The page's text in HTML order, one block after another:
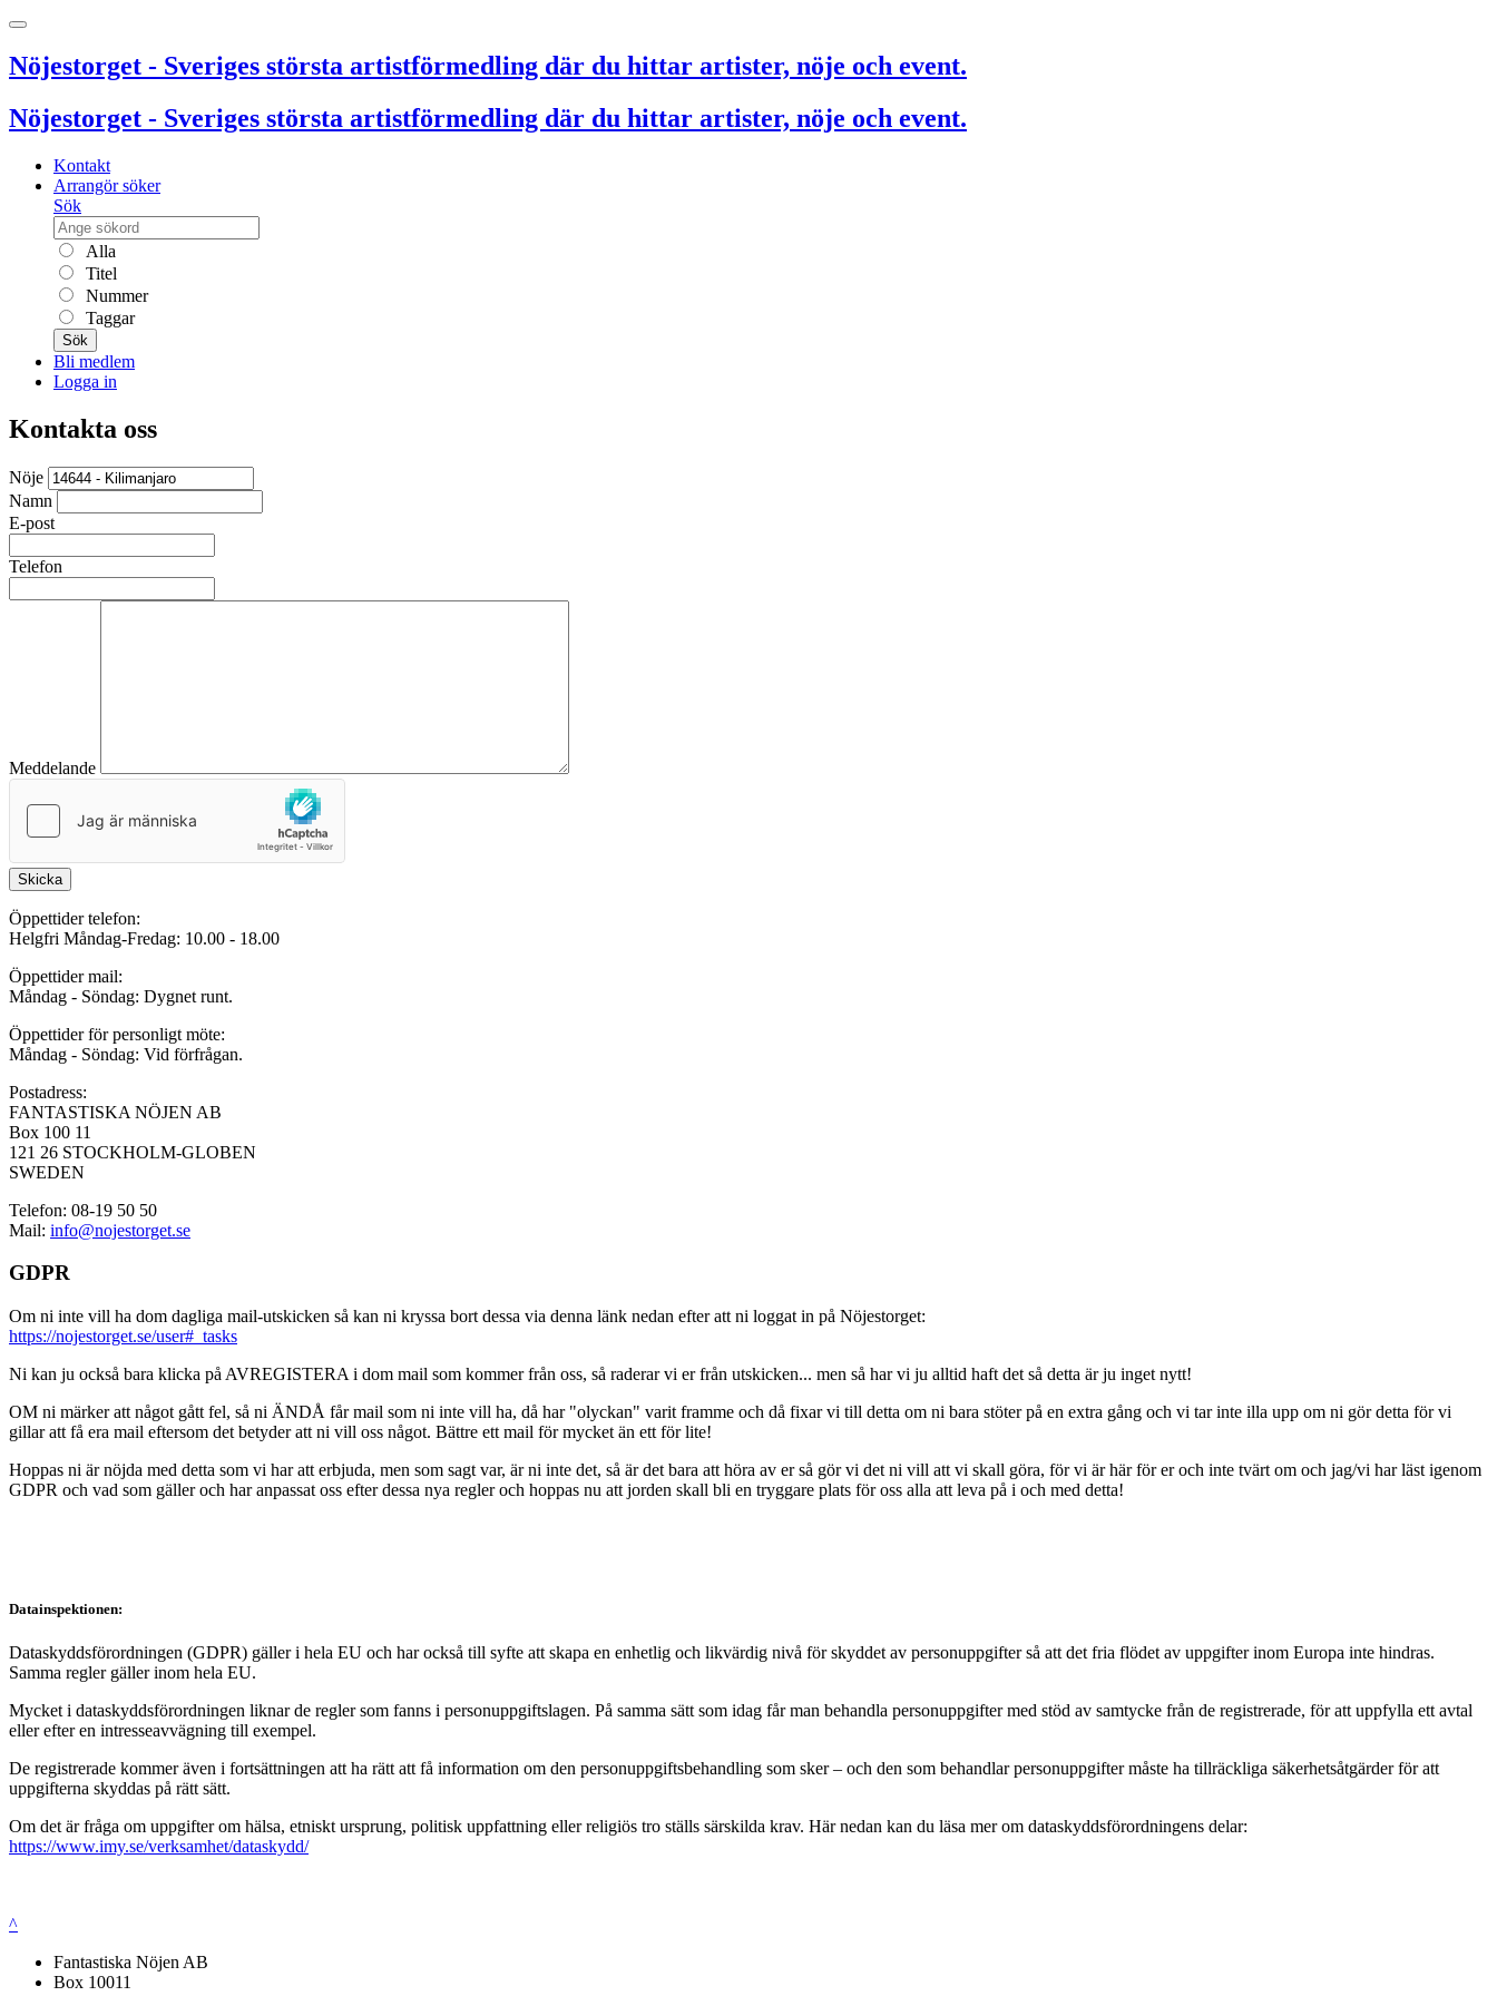
Nöjestorget - Sveriges största artistförmedling där du hittar artister, nöje och event.
Nöjestorget - Sveriges största artistförmedling där du hittar artister, nöje och event.
Kontakt
Arrangör söker
Sök
Alla
Titel
Nummer
Taggar
Sök
Bli medlem
Logga in
Kontakta oss
Nöje
Namn
E-post
Telefon
Meddelande
Skicka
Öppettider telefon:
Helgfri Måndag-Fredag: 10.00 - 18.00
Öppettider mail:
Måndag - Söndag: Dygnet runt.
Öppettider för personligt möte:
Måndag - Söndag: Vid förfrågan.
Postadress:
FANTASTISKA NÖJEN AB
Box 100 11
121 26 STOCKHOLM-GLOBEN
SWEDEN
Telefon: 08-19 50 50
Mail: info@nojestorget.se
GDPR
Om ni inte vill ha dom dagliga mail-utskicken så kan ni kryssa bort dessa via denna länk nedan efter att ni loggat in på Nöjestorget:
https://nojestorget.se/user#_tasks
Ni kan ju också bara klicka på AVREGISTERA i dom mail som kommer från oss, så raderar vi er från utskicken... men så har vi ju alltid haft det så detta är ju inget nytt!
OM ni märker att något gått fel, så ni ÄNDÅ får mail som ni inte vill ha, då har "olyckan" varit framme och då fixar vi till detta om ni bara stöter på en extra gång och vi tar inte illa upp om ni gör detta för vi
gillar att få era mail eftersom det betyder att ni vill oss något. Bättre ett mail för mycket än ett för lite!
Hoppas ni är nöjda med detta som vi har att erbjuda, men som sagt var, är ni inte det, så är det bara att höra av er så gör vi det ni vill att vi skall göra, för vi är här för er och inte tvärt om och jag/vi har läst igenom
GDPR och vad som gäller och har anpassat oss efter dessa nya regler och hoppas nu att jorden skall bli en tryggare plats för oss alla att leva på i och med detta!
Datainspektionen:
Dataskyddsförordningen (GDPR) gäller i hela EU och har också till syfte att skapa en enhetlig och likvärdig nivå för skyddet av personuppgifter så att det fria flödet av uppgifter inom Europa inte hindras.
Samma regler gäller inom hela EU.
Mycket i dataskyddsförordningen liknar de regler som fanns i personuppgiftslagen. På samma sätt som idag får man behandla personuppgifter med stöd av samtycke från de registrerade, för att uppfylla ett avtal
eller efter en intresseavvägning till exempel.
De registrerade kommer även i fortsättningen att ha rätt att få information om den personuppgiftsbehandling som sker – och den som behandlar personuppgifter måste ha tillräckliga säkerhetsåtgärder för att
uppgifterna skyddas på rätt sätt.
Om det är fråga om uppgifter om hälsa, etniskt ursprung, politisk uppfattning eller religiös tro ställs särskilda krav. Här nedan kan du läsa mer om dataskyddsförordningens delar:
https://www.imy.se/verksamhet/dataskydd/
^
Fantastiska Nöjen AB
Box 10011